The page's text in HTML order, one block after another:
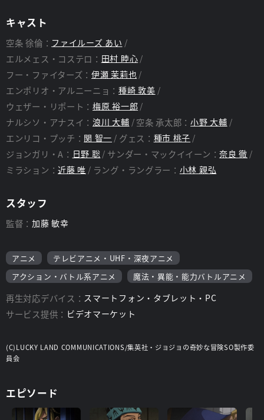
キャスト
空条 徐倫： ファイルーズ あい
エルメェス・コステロ： 田村 睦心
フー・ファイターズ： 伊瀬 茉莉也
エンポリオ・アルニーニョ：種崎 敦美
ウェザー・リポート： 梅原 裕一郎
ナルシソ・アナスイ： 浪川 大輔 空条 承太郎：小野 大輔
エンリコ・プッチ： 関 智一 グェス： 種市 桃子
ジョンガリ・A： 日野 聡 サンダー・マックイイーン：奈良 徹
ミラション：近藤 唯 ラング・ラングラー： 小林 親弘
スタッフ
監督：加藤 敏幸
アニメ
テレビアニメ・UHF・深夜アニメ
アクション・バトル系アニメ
魔法・異能・能力バトルアニメ
再生対応デバイス： スマートフォン・タブレット・PC
サービス提供： ビデオマーケット
(C)LUCKY LAND COMMUNICATIONS/集英社・ジョジョの奇妙な冒険SO製作委
員会
エピソード